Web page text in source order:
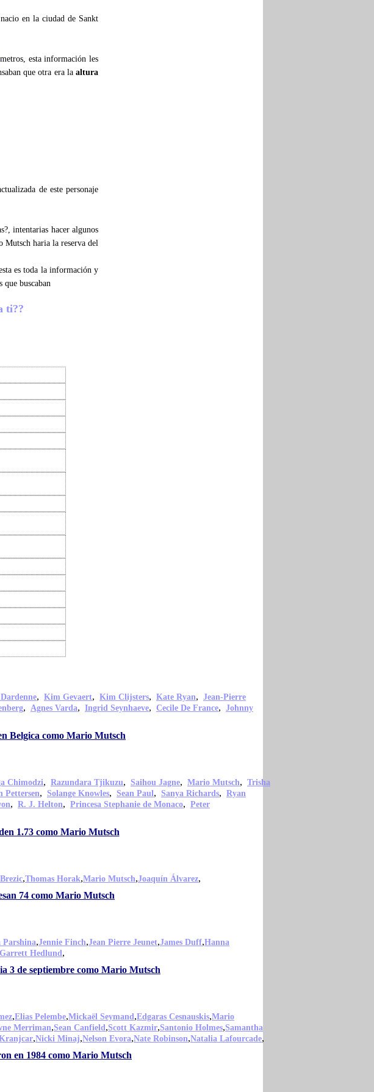
en la ciudad de Sankt
metros, esta información les
que otra era laaltura
de este personaje
intentarias hacer algunos
Mutsch haria la reserva del
es toda la información y
que buscaban
ti??
, Kim Gevaert, Kim Clijsters, Kate Ryan, Jean-Pierre
, Agnes Varda, Ingrid Seynhaeve, Cecile De France, Johnny
Belgica como Mario Mutsch
Chimodzi, Razundara Tjikuzu, Saihou Jagne, Mario Mutsch, Trisha
Pettersen, Solange Knowles, Sean Paul, Sanya Richards, Ryan
, R. J. Helton, Princesa Stephanie de Monaco, Peter
1.73 como Mario Mutsch
,Thomas Horak,Mario Mutsch,Joaquín Álvarez,
74 como Mario Mutsch
Parshina,Jennie Finch,Jean Pierre Jeunet,James Duff,Hanna
Garrett Hedlund,
3 de septiembre como Mario Mutsch
,Elias Pelembe,Mickaël Seymand,Edgaras Cesnauskis,Mario
Merriman,Sean Canfield,Scott Kazmir,Santonio Holmes,Samantha
,Nicki Minaj,Nelson Evora,Nate Robinson,Natalia Lafourcade,
en 1984 como Mario Mutsch